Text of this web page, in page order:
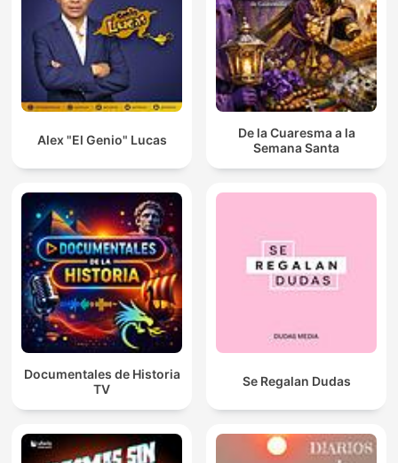
Alex "El Genio" Lucas
De la Cuaresma a la
Semana Santa
Documentales de Historia
TV
Se Regalan Dudas